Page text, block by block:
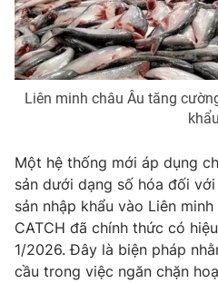
Hậu trường
Nhân vật
Khán giả
Điện ảnh
Âm nhạc
Sao
Đời sống
Du lịch
Chất lượng cuộc sống
Giáo dục
Học trực tuyến
Hitech Công nghệ tương lai
Sản phẩm
Thị trường
Giao lưu trực tuyến
Lịch phát sóng
Liên minh châu Âu tăng
khẩu
Một hệ thống mới áp dụng
sản dưới dạng số hóa đối
sản nhập khẩu vào Liên
CATCH đã chính thức có
1/2026. Đây là biện pháp
cầu trong việc ngăn chặn